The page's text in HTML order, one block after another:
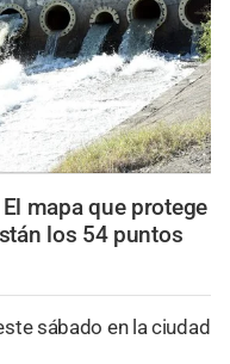
El mapa que protege
los 54 puntos
sábado en la ciudad